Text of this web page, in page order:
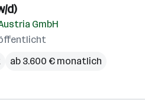
d)
GmbH
ab 3.600 € monatlich